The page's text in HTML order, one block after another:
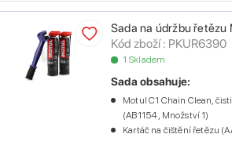
Sada na údržbu řetězu
Kód zboží : PKUR6390
1 Skladem
Sada obsahuje:
Motul C1 Chain Clean,
(AB1154 , Množství 1)
Kartáč na čištění řetězu